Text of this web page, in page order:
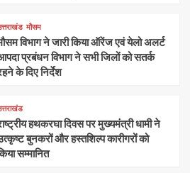
मौसम
विभाग ने जारी किया ऑरेंज एवं येलो अलर्ट
प्रबंधन विभाग ने सभी जिलों को सतर्क
के दिए निर्देश
हथकरघा दिवस पर मुख्यमंत्री धामी ने
बुनकरों और हस्तशिल्प कारीगरों को
सम्मानित